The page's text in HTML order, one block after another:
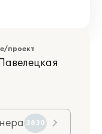
проект
3830